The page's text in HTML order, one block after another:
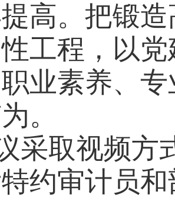
高。把锻
工程，以
业素养、
。
采取视频方
约审计员